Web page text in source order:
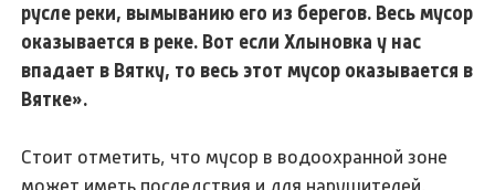
русле реки, вымыванию его из берегов. Весь мусор
оказывается в реке. Вот если Хлыновка у нас
впадает в Вятку, то весь этот мусор оказывается в
Вятке».
Стоит отметить, что мусор в водоохранной зоне
может иметь последствия и для нарушителей,